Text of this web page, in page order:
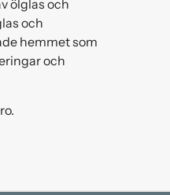
ölglas och
och
hemmet som
och